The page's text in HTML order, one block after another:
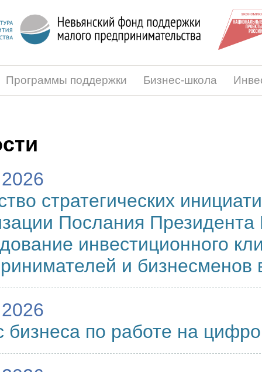
Программы поддержки Бизнес-школа
стратегических
Послания
инвестиционного
и бизнесменов
бизнеса по работе на